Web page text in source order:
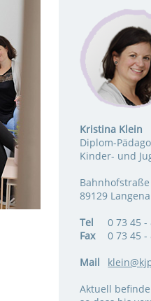
Kristina Klein
Diplom-
Kinder- und
Bahnhofstraße
89129
Tel
0 73 45 -
Fax
0 73 45 -
Mail
Aktuell